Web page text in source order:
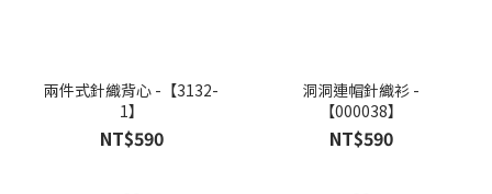
兩件式針織背心 -【3132-
1】
NT$590
洞洞連帽針織衫 -
【000038】
NT$590